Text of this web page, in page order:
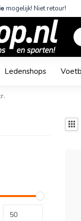
mogelijk! Niet retour!
Ledenshops